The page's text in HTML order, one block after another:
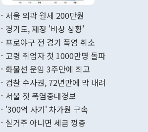
무너졌다고
함께 4자 대
며 월간 기
196.9% 급
수출은
서울 외곽 월세 200만원
경기도, 재정 '비상 상황'
프로야구 전 경기 폭염 취소
고령 취업자 첫 1000만명 돌파
화물선 운임 3주만에 최고
검찰 수사권, 72년만에 막 내려
서울 첫 폭염중대경보
'300억 사기' 차가원 구속
실거주 아니면 세금 껑충